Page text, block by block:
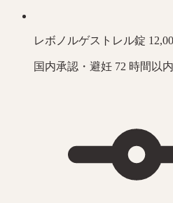
レボノルゲストレル錠
国内承認・避妊 72 時間以